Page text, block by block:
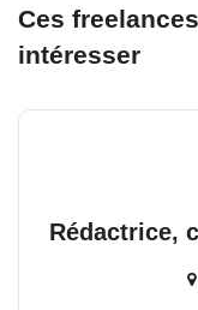
Ces
intéresser
Rédactrice,